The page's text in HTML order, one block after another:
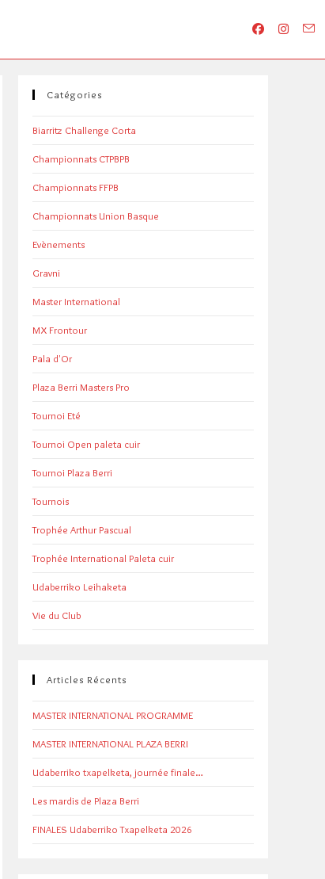
Catégories
Biarritz Challenge Corta
Championnats CTPBPB
Championnats FFPB
Championnats Union Basque
Evènements
Gravni
Master International
MX Frontour
Pala d'Or
Plaza Berri Masters Pro
Tournoi Eté
Tournoi Open paleta cuir
Tournoi Plaza Berri
Tournois
Trophée Arthur Pascual
Trophée International Paleta cuir
Udaberriko Leihaketa
Vie du Club
Articles Récents
MASTER INTERNATIONAL PROGRAMME
MASTER INTERNATIONAL PLAZA BERRI
Udaberriko txapelketa, journée finale…
Les mardis de Plaza Berri
FINALES Udaberriko Txapelketa 2026